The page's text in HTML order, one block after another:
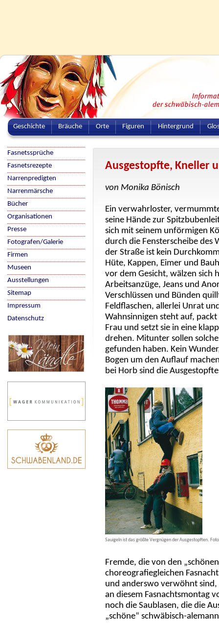
Geschichte Bräuche Orte Figuren Hintergrund
Ausgestopfte, Kneller
von Monika Bönisch
Ein verwahrloster,
seine Hände zur
sich mit seinem unförmigen
durch die Fensterscheibe des
der Straße ist kein
Hüte, Kappen, Eimer und
vor dem Gesicht, wälzen sich
Arbeitsanzüge, Jeans und
Verschlüssen und Bünden
Feldflaschen, allerlei Unrat
Wahnsinnigen steht auf,
Frau und setzt sie in eine
drehen. Mitunter sollen
gefunden haben. Kein
Bogen um den Auflauf
bei Horb sind die
Sauigeln ist das größte Vergnügen der Ausgestopften.
Fremde, die von den
choreografiegleichen
und anderswo verwöhnt
an diesem Fasnachtsmontag
noch die Saublasen, die die
„schöne“ schwäbisch-
Fasnetssprüche
Fasnetsrezepte
Narrenpredigten
Narrenmärsche
Bücher
Organisationen
Presse
Fotografen/Galerie
Firmen
Museen
Ausstellungen
Sitemap
Impressum
Datenschutz